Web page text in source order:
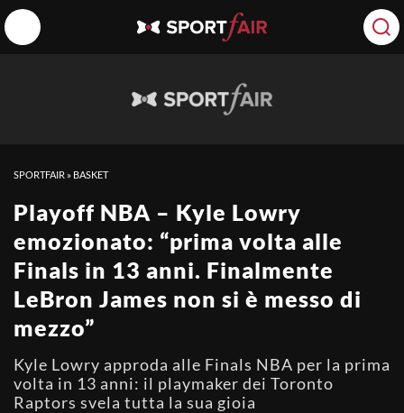
SPORTFAIR » BASKET
Playoff NBA – Kyle Lowry
emozionato: “prima volta alle
Finals in 13 anni. Finalmente
LeBron James non si è messo di
mezzo”
Kyle Lowry approda alle Finals NBA per la prima
volta in 13 anni: il playmaker dei Toronto
Raptors svela tutta la sua gioia